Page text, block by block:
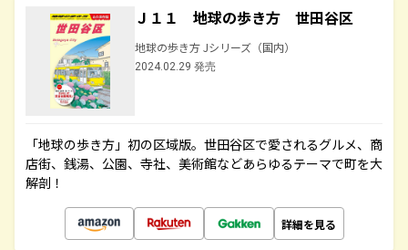
Ｊ１１ 地球の歩き方 世田谷区
地球の歩き方 Jシリーズ（国内）
2024.02.29 発売
「地球の歩き方」初の区域版。世田谷区で愛されるグルメ、商
店街、銭湯、公園、寺社、美術館などあらゆるテーマで町を大
解剖！
詳細を見る